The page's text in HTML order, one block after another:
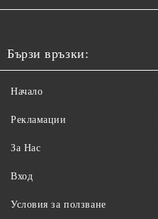
Бързи връзки:
Начало
Рекламации
За Нас
Вход
Условия за ползване